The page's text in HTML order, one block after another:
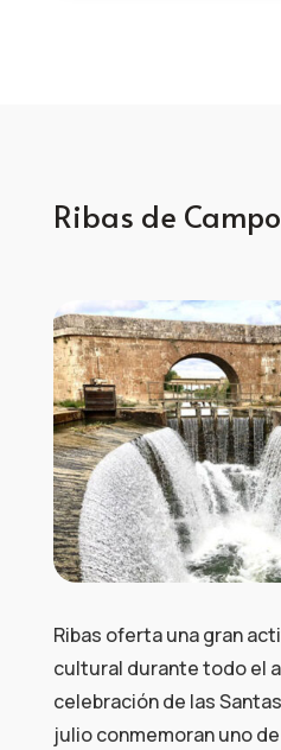
Ribas de
Ribas oferta una gran
cultural durante todo el
celebración de las
julio conmemoran uno